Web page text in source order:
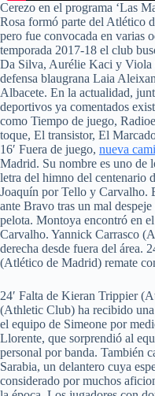
Cerezo en el programa ‘Las
Rosa formó parte del Atlético
pero fue convocada en varias
temporada 2017-18 el club
Da Silva, Aurélie Kaci y Viola
defensa blaugrana Laia
Albacete. En la actualidad,
deportivos ya comentados
como Tiempo de juego,
toque, El transistor, El
16′ Fuera de juego, nueva
Madrid. Su nombre es uno de
letra del himno del centenario
Joaquín por Tello y Carvalho.
ante Bravo tras un mal
pelota. Montoya encontró en
Carvalho. Yannick Carrasco
derecha desde fuera del área.
(Atlético de Madrid) remate
24′ Falta de Kieran Trippier
(Athletic Club) ha recibido una
el equipo de Simeone por
Llorente, que sorprendió al
personal por banda. También
Sarabia, un delantero cuya
considerado por muchos